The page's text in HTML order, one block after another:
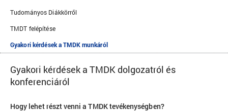
Tudományos Diákkörről
TMDT felépítése
Gyakori kérdések a TMDK munkáról
Gyakori kérdések a TMDK dolgozatról és
konferenciáról
Hogy lehet részt venni a TMDK tevékenységben?